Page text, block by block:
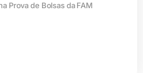
Prova de Bolsas da FAM